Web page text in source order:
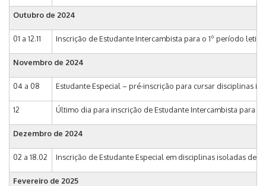
Outubro de 2024
01 a 12.11 Inscrição de Estudante Intercambista para o 1º período
Novembro de 2024
04 a 08 Estudante Especial – pré-inscrição para cursar disciplinas
12 Último dia para inscrição de Estudante Intercambista para o
Dezembro de 2024
02 a 18.02 Inscrição de Estudante Especial em disciplinas isoladas de
Fevereiro de 2025